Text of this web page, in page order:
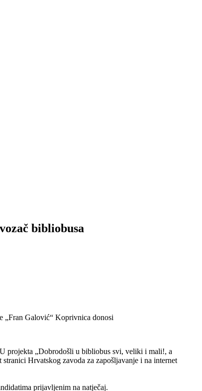
bibliobusa
„Fran Galović“ Koprivnica donosi
projekta „Dobrodošli u bibliobus svi, veliki i mali!, a
Hrvatskog zavoda za zapošljavanje i na internet
prijavljenim na natječaj.